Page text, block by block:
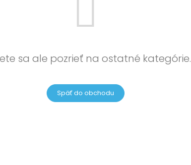
sa ale pozrieť na ostatné kategórie.
Späť do obchodu